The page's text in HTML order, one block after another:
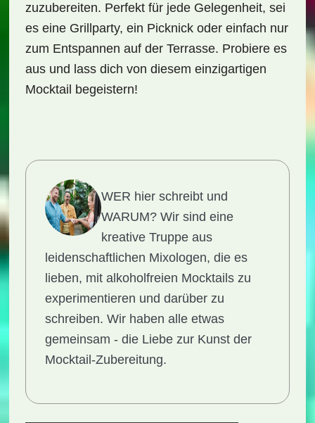
zuzubereiten. Perfekt für jede Gelegenheit, sei
es eine Grillparty, ein Picknick oder einfach nur
zum Entspannen auf der Terrasse. Probiere es
aus und lass dich von diesem einzigartigen
Mocktail begeistern!
WER hier schreibt und
WARUM?Wir sind eine
kreative Truppe aus
leidenschaftlichen Mixologen, die es
lieben, mit alkoholfreien Mocktails zu
experimentieren und darüber zu
schreiben. Wir haben alle etwas
gemeinsam - die Liebe zur Kunst der
Mocktail-Zubereitung.